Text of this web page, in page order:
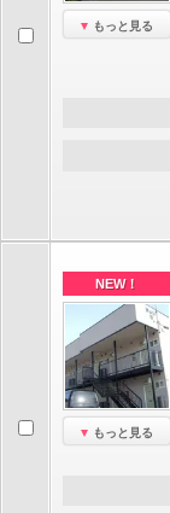
もっと見る
NEW！
もっと見る